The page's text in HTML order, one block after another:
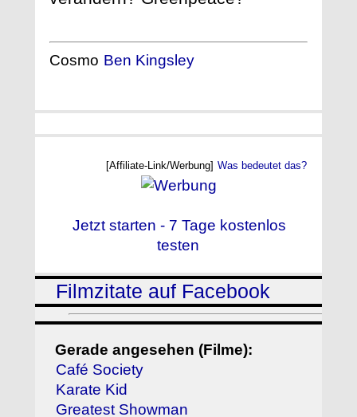
Cosmo Ben Kingsley
[Affiliate-Link/Werbung] Was bedeutet das?
Jetzt starten - 7 Tage kostenlos
testen
Filmzitate auf Facebook
Gerade angesehen (Filme):
Café Society
Karate Kid
Greatest Showman